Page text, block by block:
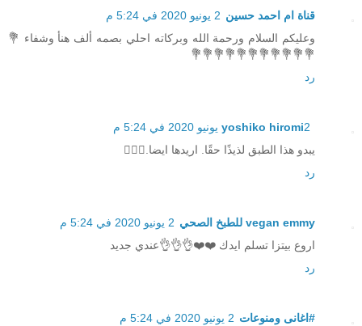
قناة ام احمد حسين 2 يونيو 2020 في 5:24 م
وعليكم السلام ورحمة الله وبركاته احلي بصمه ألف هنأ وشفاء 💐
💐💐💐💐💐💐💐💐💐💐💐
رد
yoshiko hiromi2 يونيو 2020 في 5:24 م
يبدو هذا الطبق لذيذًا حقًا. اريدها ايضا.👍🏻💕
رد
vegan emmy للطبخ الصحي
2 يونيو 2020 في 5:24 م
اروع بيتزا تسلم ايدك ❤️❤️👌👌👌عندي جديد
رد
#اغانى ومنوعات 2 يونيو 2020 في 5:24 م